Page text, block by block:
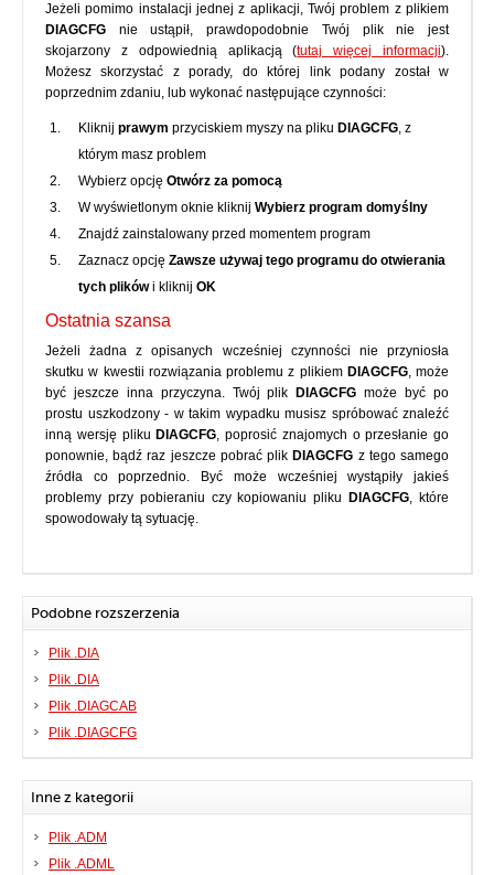
Jeżeli pomimo instalacji jednej z aplikacji, Twój problem z plikiem
DIAGCFG nie ustąpił, prawdopodobnie Twój plik nie jest
skojarzony z odpowiednią aplikacją (tutaj więcej informacji).
Możesz skorzystać z porady, do której link podany został w
poprzednim zdaniu, lub wykonać następujące czynności:
Kliknij prawym przyciskiem myszy na pliku DIAGCFG, z
którym masz problem
Wybierz opcję Otwórz za pomocą
W wyświetlonym oknie kliknij Wybierz program domyślny
Znajdź zainstalowany przed momentem program
Zaznacz opcję Zawsze używaj tego programu do otwierania
tych plikówi kliknij OK
Ostatnia szansa
Jeżeli żadna z opisanych wcześniej czynności nie przyniosła
skutku w kwestii rozwiązania problemu z plikiem DIAGCFG, może
być jeszcze inna przyczyna. Twój plik
DIAGCFG może być po
prostu uszkodzony - w takim wypadku musisz spróbować znaleźć
inną wersję pliku DIAGCFG, poprosić znajomych o przesłanie go
ponownie, bądź raz jeszcze pobrać plik DIAGCFG z tego samego
źródła co poprzednio. Być może wcześniej wystąpiły jakieś
problemy przy pobieraniu czy kopiowaniu pliku
DIAGCFG, które
spowodowały tą sytuację.
Podobne rozszerzenia
Plik .DIA
Plik .DIA
Plik .DIAGCAB
Plik .DIAGCFG
Inne z kategorii
Plik .ADM
Plik .ADML